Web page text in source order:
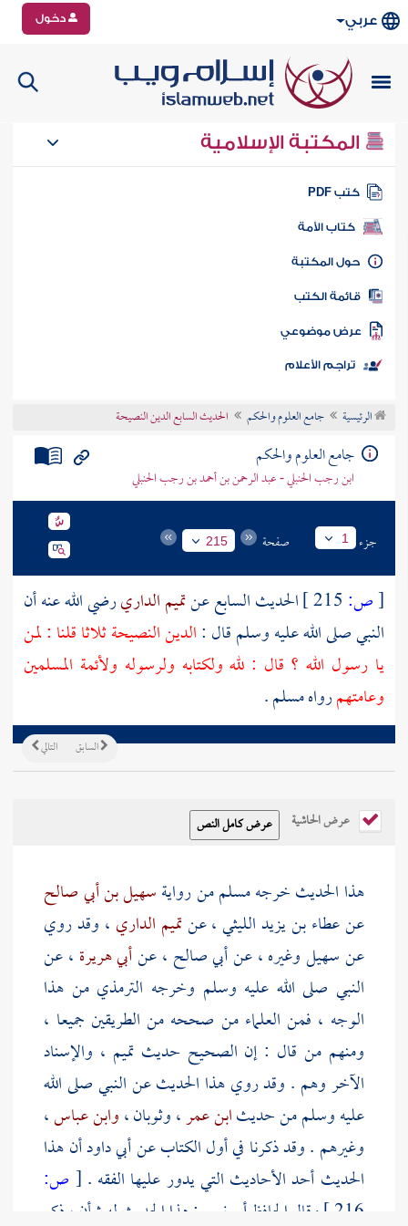
عربي دخول
المكتبة الإسلامية
كتب PDF
كتاب الأمة
المكتبة
الكتب
موضوعي
تراجم الأعلام
الرئيسية جامع العلوم والحكم الحديث السابع الدين النصيحة
جامع العلوم والحكم
ابن رجب الحنبلي - عبد الرحمن بن أحمد بن رجب الحنبلي
جزء 1 صفحة 215
[ص: الحديث السابع عنتميم الداريرضي الله عنه أن
النبي صلى الله عليه وسلم قال :الدين النصيحة ثلاثا قلنا : لمن
يا رسول الله ؟ قال : لله ولكتابه ولرسوله ولأئمة المسلمين
وعامتهمرواهمسلم.
التالي السابق
عرض الحاشية
هذا الحديث خرجهمسلممن روايةسهيل بن أبي صالح
عنعطاء بن يزيد الليثي، عنتميم الداري ، وقد روي
عنسهيلوغيره ، عنأبي صالح ، عنأبي هريرة ، عن
النبي صلى الله عليه وسلم وخرجه الترمذيمن هذا
الوجه ، فمن العلماء من صححه من الطريقين جميعا ،
ومنهم من قال : إن الصحيح حديثتميم ، والإسناد
الآخر وهم . وقد روي هذا الحديث عن النبي صلى الله
عليه وسلم من حديثابن عمر،وثوبان،وابن عباس،
وغيرهم . وقد ذكرنا في أول الكتاب عنأبي داودأن هذا
الحديث أحد الأحاديث التي يدور عليها الفقه . [ ص:
216 ] وقال الحافظ أبو نعيم : هذا الحديث له شأن ، ذكر